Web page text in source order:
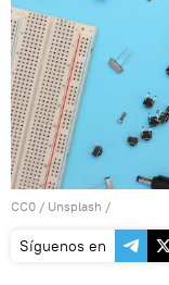
CC0 / Unsplash /
Síguenos en